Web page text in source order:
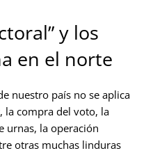
y los
en el norte
nuestro país no se aplica
la compra del voto, la
urnas, la operación
otras muchas linduras